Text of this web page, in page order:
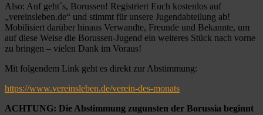
Also: Auf geht´s, Borussen! Registriert Euch kostenlos auf
„vereinsleben.de“ und stimmt für unsere Jugendabteilung ab!
Mobilisiert darüber hinaus Verwandte, Freunde und Bekannte, um
auf diese Weise die Borussen-Jugend ein weiteres Stück nach vorne
zu bringen – vielen Dank im Voraus!
Mit folgendem Link geht es direkt zur Abstimmung:
https://www.vereinsleben.de/verein-des-monats
ACHTUNG: Die Abstimmung zugunsten der Borussia beginnt